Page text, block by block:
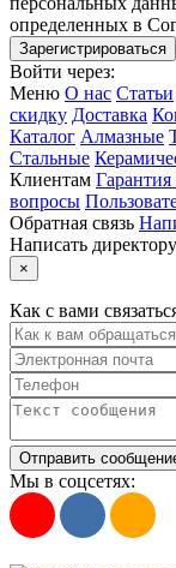
определенных в
Войти через:
Меню О нас Статьи
скидку Доставка
Каталог Алмазные
Стальные
Клиентам Гарантия
вопросы
Обратная связь
Написать директору
×
Как с вами
Отправить
Мы в соцсетях: